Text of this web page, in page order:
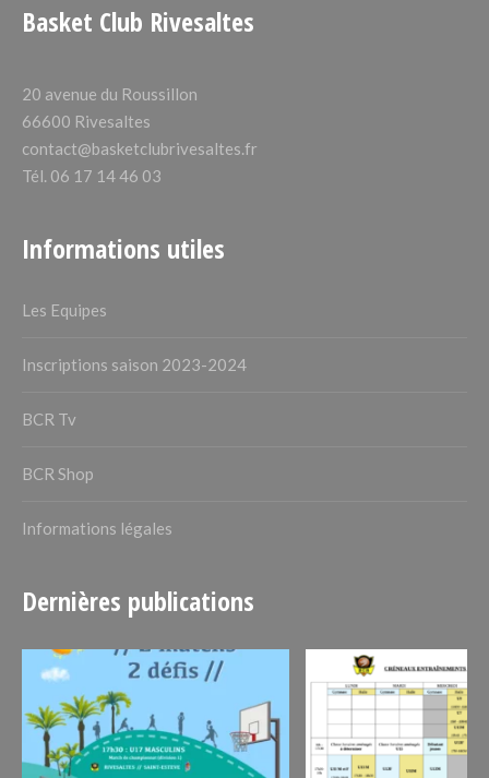
Basket Club Rivesaltes
20 avenue du Roussillon
66600 Rivesaltes
contact@basketclubrivesaltes.fr
Tél. 06 17 14 46 03
Informations utiles
Les Equipes
Inscriptions saison 2023-2024
BCR Tv
BCR Shop
Informations légales
Dernières publications